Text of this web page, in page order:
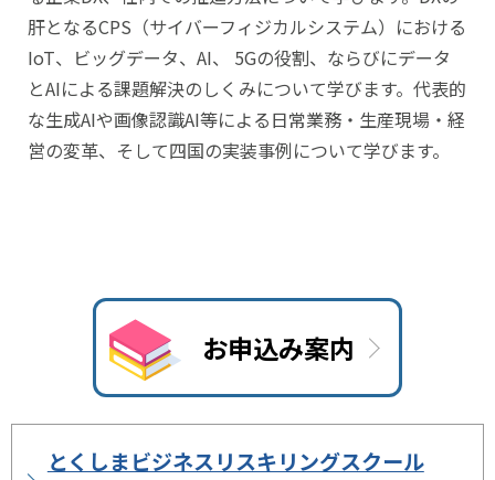
肝となるCPS（サイバーフィジカルシステム）における
IoT、ビッグデータ、AI、 5Gの役割、ならびにデータ
とAIによる課題解決のしくみについて学びます。代表的
な生成AIや画像認識AI等による日常業務・生産現場・経
営の変革、そして四国の実装事例について学びます。
お申込み案内
とくしまビジネスリスキリングスクール